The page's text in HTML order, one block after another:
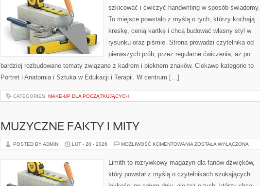
szkicować i ćwiczyć handwriting w sposób świadomy.
To miejsce powstało z myślą o tych, którzy kochają
kreskę, cenią kartkę i chcą budować własny styl w
rysunku oraz piśmie. Strona prowadzi czytelnika od
pierwszych prób, przez regularne ćwiczenia, aż po
bardziej rozbudowane tematy związane z kadrem i pięknem znaków. Ciekawe kategorie to
Portret i Anatomia i Sztuka w Edukacji i Terapii. W centrum […]
CATEGORIES: MAKE-UP DLA POCZĄTKUJĄCYCH
MUZYCZNE FAKTY I MITY
POSTED BY ADMIN LUT - 20 - 2026 MOŻLIWOŚĆ KOMENTOWANIA MUZYCZNE
MITY
ZOSTAŁA WYŁĄCZONA
Limith to rozrywkowy magazyn dla fanów dźwięków,
który powstał z myślą o czytelnikach szukających